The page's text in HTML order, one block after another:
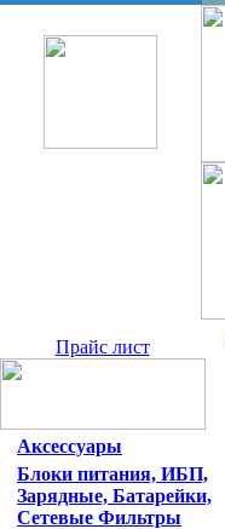
Прайс лист
Аксессуары
Блоки питания, ИБП,
Зарядные, Батарейки,
Сетевые Фильтры